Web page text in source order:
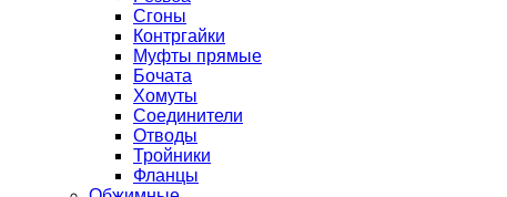
Сгоны
Контргайки
Муфты прямые
Бочата
Хомуты
Соединители
Отводы
Тройники
Фланцы